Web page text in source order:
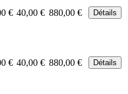
€ 40,00 € 880,00 € Détails
€ 40,00 € 880,00 € Détails